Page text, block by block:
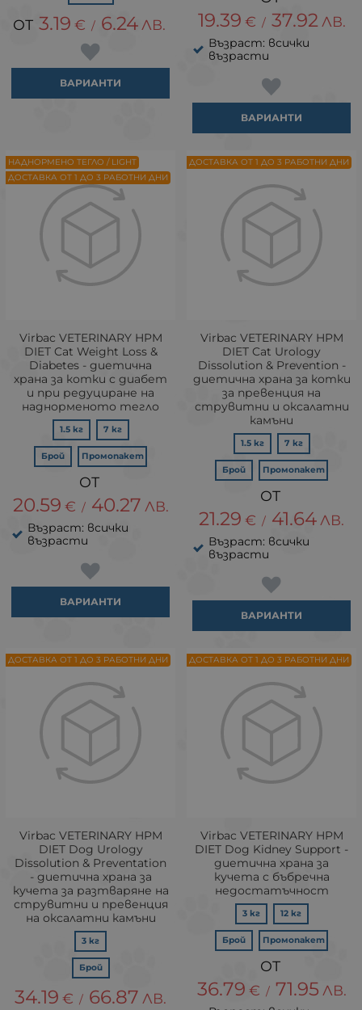
3.19 € / 6.24 ЛВ.
ВАРИАНТИ
19.39 € / 37.92 ЛВ.
Възраст: всички
възрасти
ВАРИАНТИ
Virbac VETERINARY HPM
DIET Cat Weight Loss &
Diabetes - диетична
храна за котки с диабет
и при редуциране на
наднорменото тегло
1.5 кг 7 кг
Брой Промопакет
20.59 € / 40.27 ЛВ.
Възраст: всички
възрасти
ВАРИАНТИ
НАДНОРМЕНО ТЕГЛО / LIGHT
ДОСТАВКА ОТ 1 ДО 3 РАБОТНИ ДНИ
Virbac VETERINARY HPM
DIET Cat Urology
Dissolution & Prevention -
диетична храна за котки
за превенция на
струвитни и оксалатни
камъни
1.5 кг 7 кг
Брой Промопакет
21.29 € / 41.64 ЛВ.
Възраст: всички
възрасти
ВАРИАНТИ
ДОСТАВКА ОТ 1 ДО 3 РАБОТНИ ДНИ
Virbac VETERINARY HPM
DIET Dog Urology
Dissolution & Preventation
- диетична храна за
кучета за разтваряне на
струвитни и превенция
на оксалатни камъни
3 кг
Брой
34.19 € / 66.87 ЛВ.
ДОСТАВКА ОТ 1 ДО 3 РАБОТНИ ДНИ
Virbac VETERINARY HPM
DIET Dog Kidney Support -
диетична храна за
кучета с бъбречна
недостатъчност
3 кг 12 кг
Брой Промопакет
36.79 € / 71.95 ЛВ.
ДОСТАВКА ОТ 1 ДО 3 РАБОТНИ ДНИ